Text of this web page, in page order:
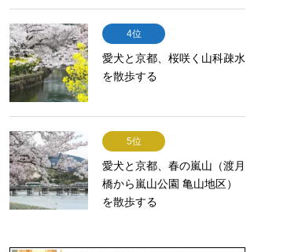
4位
愛犬と京都、桜咲く山科疎水
を散歩する
5位
愛犬と京都、春の嵐山（渡月
橋から嵐山公園 亀山地区）
を散歩する